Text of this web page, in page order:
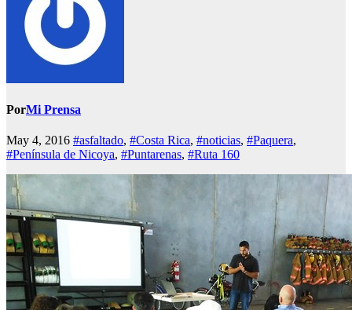
PorMi Prensa
May 4, 2016 #asfaltado, #Costa Rica, #noticias, #Paquera,
#Península de Nicoya, #Puntarenas, #Ruta 160